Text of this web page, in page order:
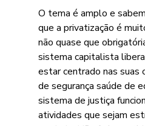
O tema é amplo e
que a privatização é
não quase que
sistema capitalista
estar centrado nas suas
de segurança saúde de
sistema de justiça
atividades que sejam